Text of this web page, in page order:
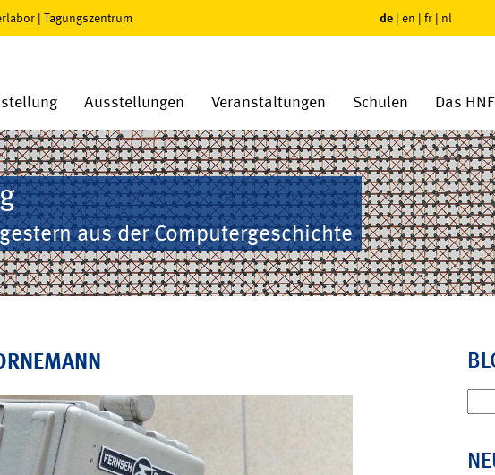
| Tagungszentrum de | en | fr | nl
Ausstellungen Veranstaltungen Schulen Das HNF
aus der Computergeschichte